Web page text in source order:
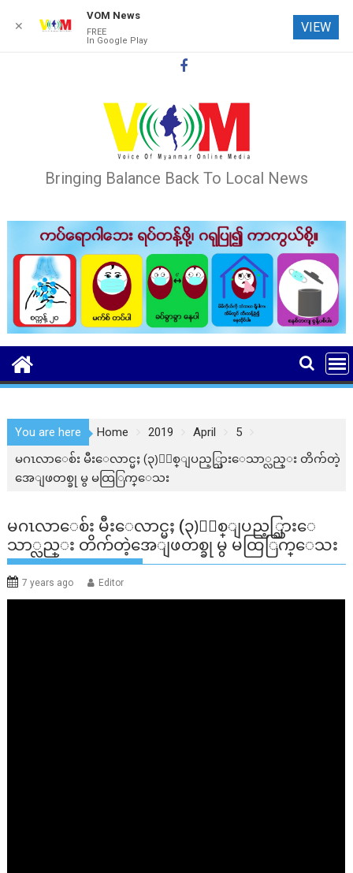
Bringing Balance Back To Local News
You are here Home 2019 April
5
မဂၤလာေစ်း မီးေလာင္မႈ (၃)ႏွစ္ျပည့္သြားေသာ္လည္း တိက်တဲ့
အေျဖတစ္ခု မွ မထြြက္ေသး
မဂၤလာေစ်း မီးေလာင္မႈ (၃)ႏွစ္ျပည့္သြားေ
သာ္လည္း တိက်တဲ့အေျဖတစ္ခု မွ မထြြက္ေသး
7 years ago Editor
✕
VOM News
FREE
In Google Play
VIEW